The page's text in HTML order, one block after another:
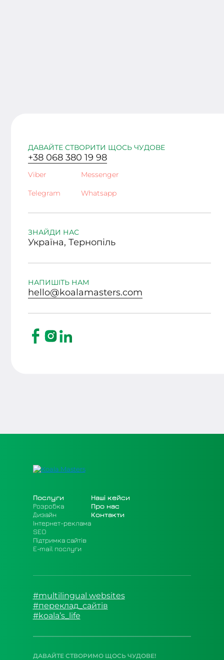
ДАВАЙТЕ СТВОРИТИ ЩОСЬ ЧУДОВЕ
+38 068 380 19 98
Viber Messenger
Telegram Whatsapp
ЗНАЙДИ НАС
Україна, Тернопіль
НАПИШІТЬ НАМ
hello@koalamasters.com
#multilingual websites
#переклад_сайтів
#koala’s_life
ДАВАЙТЕ СТВОРИМО ЩОСЬ ЧУДОВЕ!
Послуги
Розробка
Дизайн
Інтернет-реклама
SEO
Підтримка сайтів
E-mail послуги
Наші кейси
Про нас
Контакти